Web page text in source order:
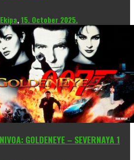
,15. October 2025.
GOLDENEYE – SEVERNAYA 1